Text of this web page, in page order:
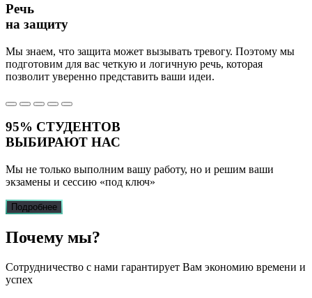
Речь
на защиту
Мы знаем, что защита может вызывать тревогу. Поэтому мы
подготовим для вас четкую и логичную речь, которая
позволит уверенно представить ваши идеи.
95% СТУДЕНТОВ
ВЫБИРАЮТ НАС
Мы не только выполним вашу работу, но и решим ваши
экзамены и сессию «под ключ»
Подробнее
Почему мы?
Сотрудничество с нами гарантирует Вам экономию времени и
успех